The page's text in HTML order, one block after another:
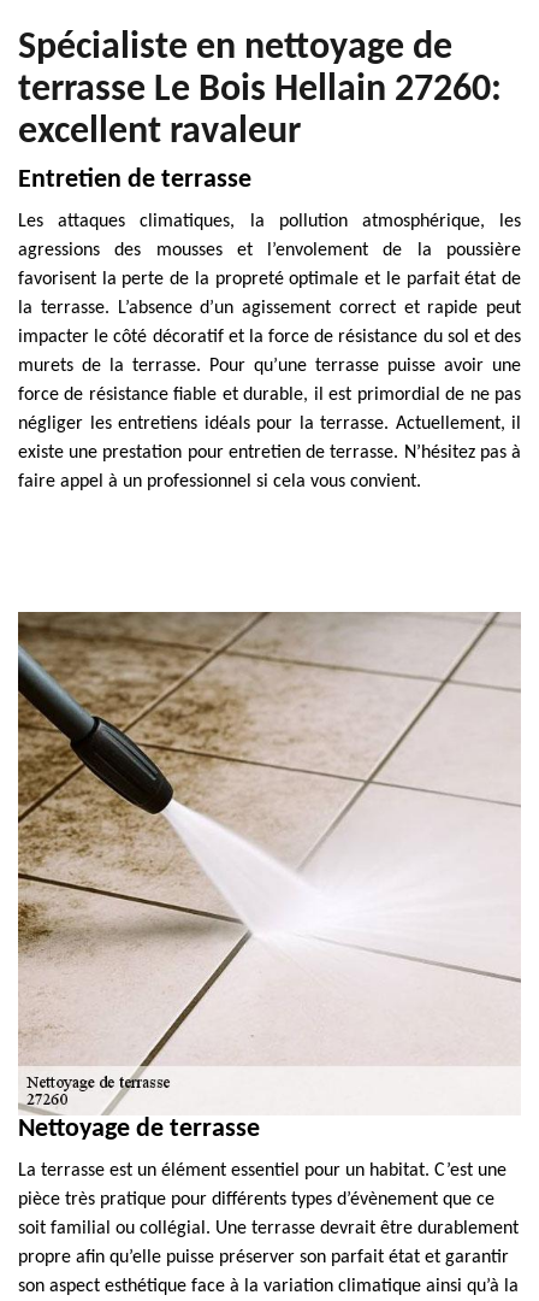
Spécialiste en nettoyage de
terrasse Le Bois Hellain 27260:
excellent ravaleur
Entretien de terrasse
Les attaques climatiques, la pollution atmosphérique, les
agressions des mousses et l’envolement de la poussière
favorisent la perte de la propreté optimale et le parfait état de
la terrasse. L’absence d’un agissement correct et rapide peut
impacter le côté décoratif et la force de résistance du sol et des
murets de la terrasse. Pour qu’une terrasse puisse avoir une
force de résistance fiable et durable, il est primordial de ne pas
négliger les entretiens idéals pour la terrasse. Actuellement, il
existe une prestation pour entretien de terrasse. N’hésitez pas à
faire appel à un professionnel si cela vous convient.
Nettoyage de terrasse
La terrasse est un élément essentiel pour un habitat. C’est une
pièce très pratique pour différents types d’évènement que ce
soit familial ou collégial. Une terrasse devrait être durablement
propre afin qu’elle puisse préserver son parfait état et garantir
son aspect esthétique face à la variation climatique ainsi qu’à la